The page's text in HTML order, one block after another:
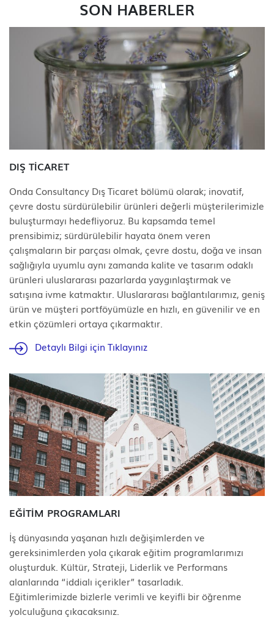
SON HABERLER
DIŞ TİCARET
Onda Consultancy Dış Ticaret bölümü olarak; inovatif,
çevre dostu sürdürülebilir ürünleri değerli müşterilerimizle
buluşturmayı hedefliyoruz. Bu kapsamda temel
prensibimiz; sürdürülebilir hayata önem veren
çalışmaların bir parçası olmak, çevre dostu, doğa ve insan
sağlığıyla uyumlu aynı zamanda kalite ve tasarım odaklı
ürünleri uluslararası pazarlarda yaygınlaştırmak ve
satışına ivme katmaktır. Uluslararası bağlantılarımız, geniş
ürün ve müşteri portföyümüzle en hızlı, en güvenilir ve en
etkin çözümleri ortaya çıkarmaktır.
Detaylı Bilgi için Tıklayınız
EĞİTİM PROGRAMLARI
İş dünyasında yaşanan hızlı değişimlerden ve
gereksinimlerden yola çıkarak eğitim programlarımızı
oluşturduk. Kültür, Strateji, Liderlik ve Performans
alanlarında “iddialı içerikler” tasarladık.
Eğitimlerimizde bizlerle verimli ve keyifli bir öğrenme
yolculuğuna çıkacaksınız.